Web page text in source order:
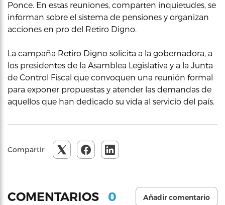
Ponce. En estas reuniones, comparten inquietudes, se
informan sobre el sistema de pensiones y organizan
acciones en pro del Retiro Digno.
La campaña Retiro Digno solicita a la gobernadora, a
los presidentes de la Asamblea Legislativa y a la Junta
de Control Fiscal que convoquen una reunión formal
para exponer propuestas y atender las demandas de
aquellos que han dedicado su vida al servicio del país.
Compartir
COMENTARIOS 0 Añadir comentario